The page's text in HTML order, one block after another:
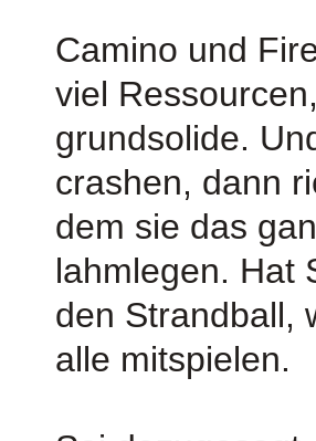
Camino und
viel
grundsolide.
crashen, dann
dem sie das
lahmlegen. Hat
den Strandball,
alle mitspielen.